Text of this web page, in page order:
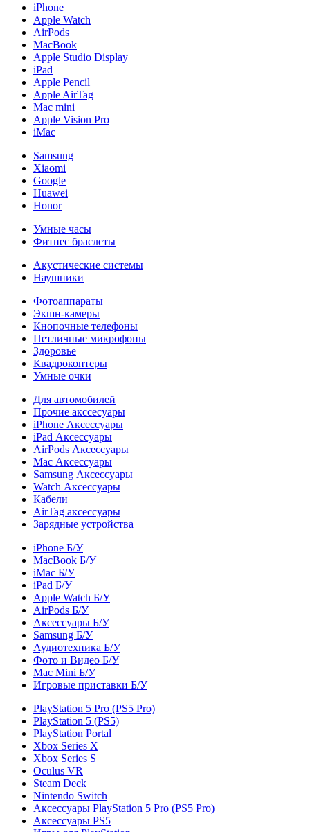
iPhone
Apple Watch
AirPods
MacBook
Apple Studio Display
iPad
Apple Pencil
Apple AirTag
Mac mini
Apple Vision Pro
iMac
Samsung
Xiaomi
Google
Huawei
Honor
Умные часы
Фитнес браслеты
Акустические системы
Наушники
Фотоаппараты
Экшн-камеры
Кнопочные телефоны
Петличные микрофоны
Здоровье
Квадрокоптеры
Умные очки
Для автомобилей
Прочие акссесуары
iPhone Аксессуары
iPad Аксессуары
AirPods Аксессуары
Mac Аксессуары
Samsung Аксессуары
Watch Аксессуары
Кабели
AirTag аксессуары
Зарядные устройства
iPhone Б/У
MacBook Б/У
iMac Б/У
iPad Б/У
Apple Watch Б/У
AirPods Б/У
Аксессуары Б/У
Samsung Б/У
Аудиотехника Б/У
Фото и Видео Б/У
Mac Mini Б/У
Игровые приставки Б/У
PlayStation 5 Pro (PS5 Pro)
PlayStation 5 (PS5)
PlayStation Portal
Xbox Series X
Xbox Series S
Oculus VR
Steam Deck
Nintendo Switch
Аксессуары PlayStation 5 Pro (PS5 Pro)
Аксессуары PS5